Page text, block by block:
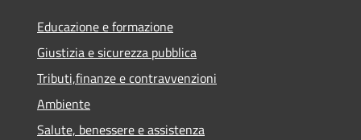
Educazione e formazione
Giustizia e sicurezza pubblica
Tributi,finanze e contravvenzioni
Ambiente
Salute, benessere e assistenza